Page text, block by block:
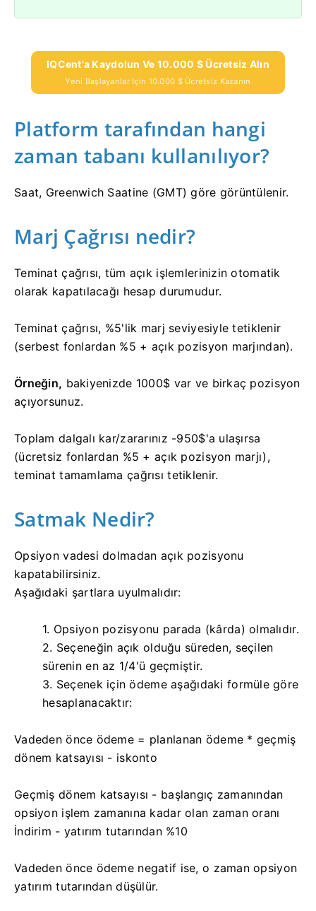
IQCent'a Kaydolun Ve 10.000 $ Ücretsiz Alın
Yeni Başlayanlar Için 10.000 $ Ücretsiz Kazanın
Platform tarafından hangi
zaman tabanı kullanılıyor?
Saat, Greenwich Saatine (GMT) göre görüntülenir.
Marj Çağrısı nedir?
Teminat çağrısı, tüm açık işlemlerinizin otomatik
olarak kapatılacağı hesap durumudur.
Teminat çağrısı, %5'lik marj seviyesiyle tetiklenir
(serbest fonlardan %5 + açık pozisyon marjından).
Örneğin, bakiyenizde 1000$ var ve birkaç pozisyon
açıyorsunuz.
Toplam dalgalı kar/zararınız -950$'a ulaşırsa
(ücretsiz fonlardan %5 + açık pozisyon marjı),
teminat tamamlama çağrısı tetiklenir.
Satmak Nedir?
Opsiyon vadesi dolmadan açık pozisyonu
kapatabilirsiniz.
Aşağıdaki şartlara uyulmalıdır:
1. Opsiyon pozisyonu parada (kârda) olmalıdır.
2. Seçeneğin açık olduğu süreden, seçilen
sürenin en az 1/4'ü geçmiştir.
3. Seçenek için ödeme aşağıdaki formüle göre
hesaplanacaktır:
Vadeden önce ödeme = planlanan ödeme * geçmiş
dönem katsayısı - iskonto
Geçmiş dönem katsayısı - başlangıç ​​zamanından
opsiyon işlem zamanına kadar olan zaman oranı
İndirim - yatırım tutarından %10
Vadeden önce ödeme negatif ise, o zaman opsiyon
yatırım tutarından düşülür.